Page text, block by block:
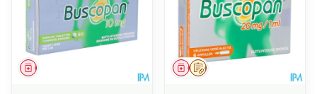
Geneesmiddel Op voorschrift
Geneesmiddel